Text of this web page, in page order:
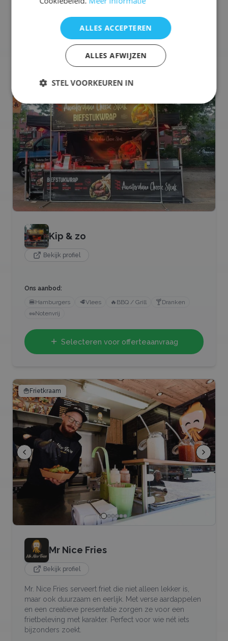
Selecteren voor offerteaanvraag
Kip & zo
Bekijk profiel
Ons aanbod:
🍔Hamburgers 🥩Vlees 🔥 BBQ / Grill 🍸Dranken
🥜Notenvrij
Selecteren voor offerteaanvraag
🍟Frietkraam
Mr Nice Fries
Bekijk profiel
Mr. Nice Fries serveert friet die niet alleen lekker is,
maar ook duurzaam en eerlijk. Met verse aardappelen
en een creatieve presentatie zorgen ze voor een
frietbeleving met karakter. Perfect voor wie nét iets
bijzonders zoekt.
ALLES ACCEPTEREN
ALLES AFWIJZEN
STEL VOORKEUREN IN